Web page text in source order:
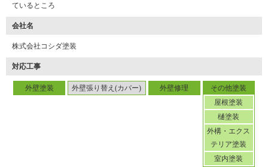
ているところ
会社名
株式会社コシダ塗装
対応工事
外壁塗装 外壁張り替え(カバー) 外壁修理
その他塗装
屋根塗装
樋塗装
外構・エクス
テリア塗装
室内塗装